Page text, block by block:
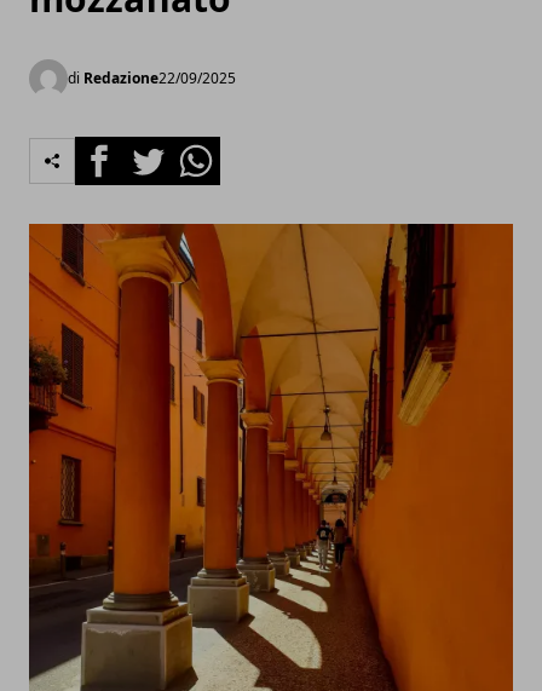
di Redazione22/09/2025
FacebookTwitterWhatsapp